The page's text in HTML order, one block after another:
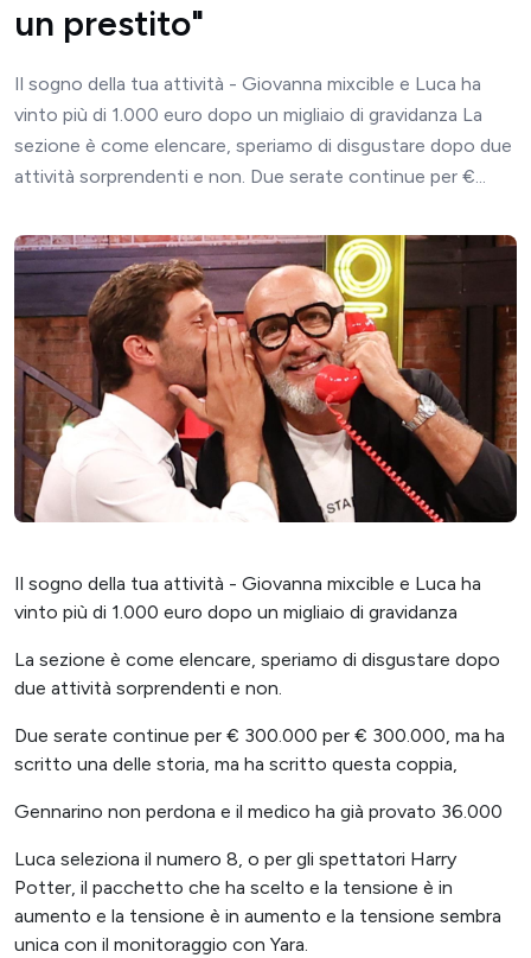
un prestito"
Il sogno della tua attività - Giovanna mixcible e Luca ha
vinto più di 1.000 euro dopo un migliaio di gravidanza La
sezione è come elencare, speriamo di disgustare dopo due
attività sorprendenti e non. Due serate continue per €...
Il sogno della tua attività - Giovanna mixcible e Luca ha
vinto più di 1.000 euro dopo un migliaio di gravidanza
La sezione è come elencare, speriamo di disgustare dopo
due attività sorprendenti e non.
Due serate continue per € 300.000 per € 300.000, ma ha
scritto una delle storia, ma ha scritto questa coppia,
Gennarino non perdona e il medico ha già provato 36.000
Luca seleziona il numero 8, o per gli spettatori Harry
Potter, il pacchetto che ha scelto e la tensione è in
aumento e la tensione è in aumento e la tensione sembra
unica con il monitoraggio con Yara.